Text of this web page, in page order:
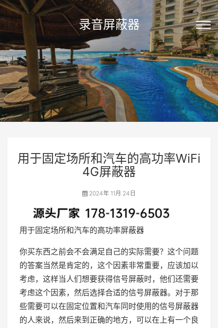
录音屏蔽器
用于固定场所和汽车的高功率WiFi
4G屏蔽器
2024年 11月 24日
用于固定场所和汽车的高功率屏蔽器
你买东西之前会不会满足自己的实际需要？这个问题
的答案当然是肯定的，这个因素非常重要，应该加以
考虑，这样当人们想要获得信号屏蔽时，他们还需要
考虑这个因素，然后选择合适的信号屏蔽器。对于那
些需要可以在固定位置和汽车同时使用的信号屏蔽器
的人来说，然后来到正确的地方，可以在上有一个良